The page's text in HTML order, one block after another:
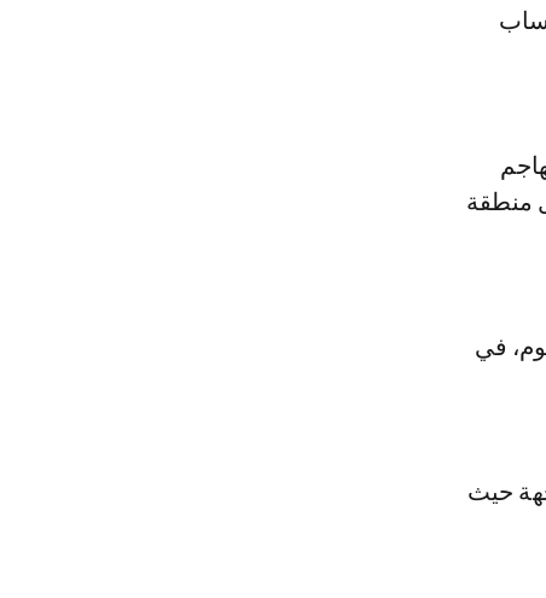
منطقة
في
حيث